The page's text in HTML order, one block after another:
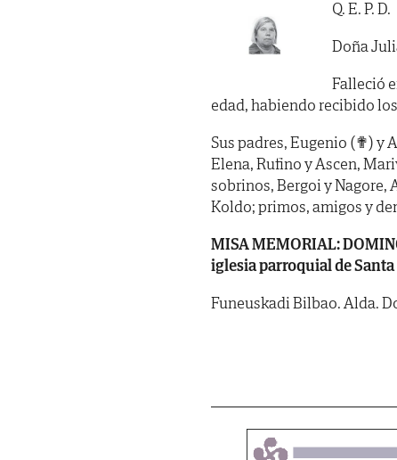
Q. E. P. D.
Doña
Falleció
edad, habiendo recibido los
Sus padres, Eugenio (✟) y
Elena, Rufino y Ascen,
sobrinos, Bergoi y Nagore,
Koldo; primos, amigos y
MISA MEMORIAL:
iglesia parroquial de
Funeuskadi Bilbao. Alda.